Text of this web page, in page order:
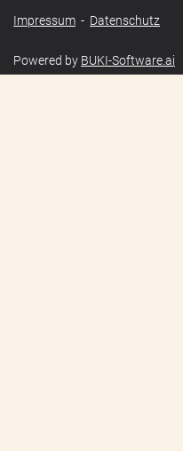
Impressum - Datenschutz
Powered by BUKI-Software.ai